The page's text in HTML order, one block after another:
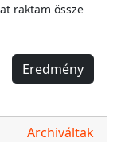
raktam össze
Eredmény
Archiváltak